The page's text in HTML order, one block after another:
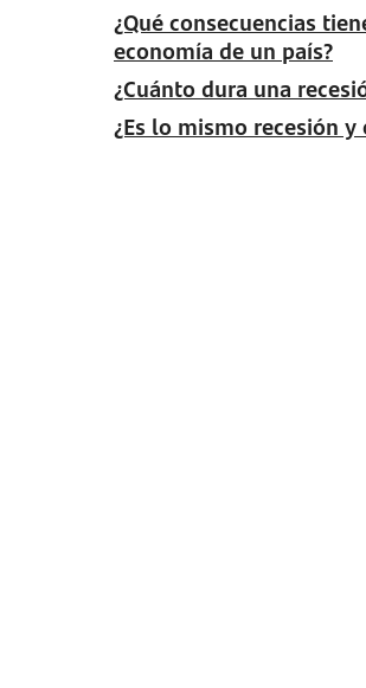
¿Qué consecuencias
economía de un país?
¿Cuánto dura una
¿Es lo mismo recesión y